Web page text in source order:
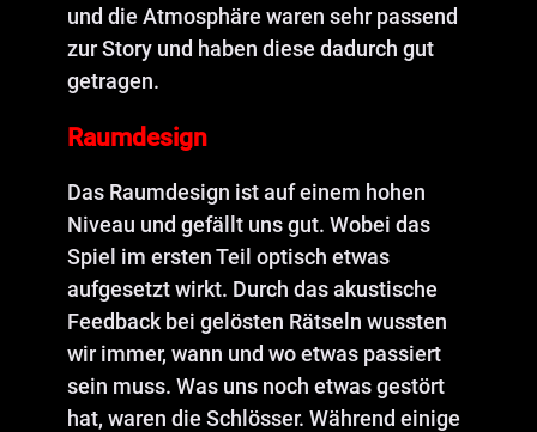
und die Atmosphäre waren sehr passend
zur Story und haben diese dadurch gut
getragen.
Raumdesign
Das Raumdesign ist auf einem hohen
Niveau und gefällt uns gut. Wobei das
Spiel im ersten Teil optisch etwas
aufgesetzt wirkt. Durch das akustische
Feedback bei gelösten Rätseln wussten
wir immer, wann und wo etwas passiert
sein muss. Was uns noch etwas gestört
hat, waren die Schlösser. Während einige